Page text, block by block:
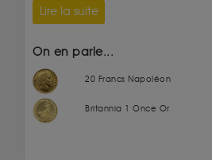
Lire la suite
On en parle...
20 Francs Napoléon
Britannia 1 Once Or